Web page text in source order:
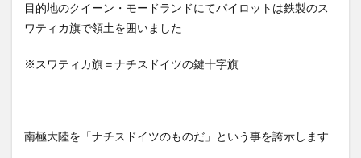
目的地のクイーン・モードランドにてパイロットは鉄製のス
ワティカ旗で領土を囲いました
※スワティカ旗＝ナチスドイツの鍵十字旗
南極大陸を「ナチスドイツのものだ」という事を誇示します